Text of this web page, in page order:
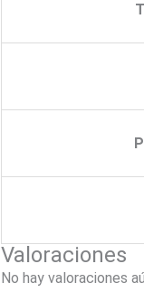
Valoraciones
No hay valoraciones